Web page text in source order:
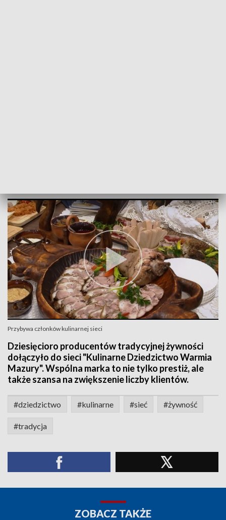
Przybywa członków kulinarnej sieci
Dziesięcioro producentów tradycyjnej żywności
dołączyło do sieci "Kulinarne Dziedzictwo Warmia
Mazury". Wspólna marka to nie tylko prestiż, ale
także szansa na zwiększenie liczby klientów.
#dziedzictwo #kulinarne #sieć #żywność
#tradycja
ZOBACZ TAKŻE